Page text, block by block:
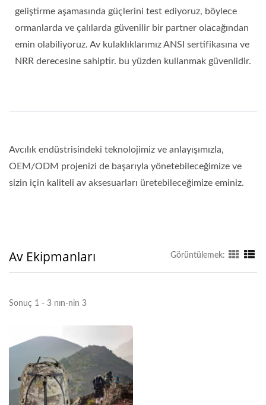
geliştirme aşamasında güçlerini test ediyoruz, böylece
ormanlarda ve çalılarda güvenilir bir partner olacağından
emin olabiliyoruz. Av kulaklıklarımız ANSI sertifikasına ve
NRR derecesine sahiptir. bu yüzden kullanmak güvenlidir.
Avcılık endüstrisindeki teknolojimiz ve anlayışımızla,
OEM/ODM projenizi de başarıyla yönetebileceğimize ve
sizin için kaliteli av aksesuarları üretebileceğimize eminiz.
Av Ekipmanları Görüntülemek:
Sonuç 1 - 3 nın-nin 3